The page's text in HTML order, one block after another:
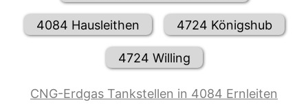
4084 Hausleithen 4724 Königshub
4724 Willing
CNG-Erdgas Tankstellen in 4084 Ernleiten